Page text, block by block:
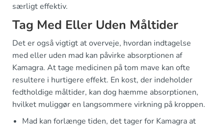
særligt effektiv.
Tag Med Eller Uden Måltider
Det er også vigtigt at overveje, hvordan indtagelse
med eller uden mad kan påvirke absorptionen af
Kamagra. At tage medicinen på tom mave kan ofte
resultere i hurtigere effekt. En kost, der indeholder
fedtholdige måltider, kan dog hæmme absorptionen,
hvilket muliggør en langsommere virkning på kroppen.
Mad kan forlænge tiden, det tager for Kamagra at